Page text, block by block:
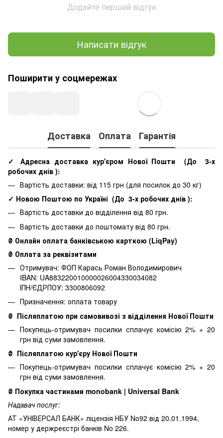
Додайте перший відгук
Написати відгук
Поширити у соцмережах
Доставка Оплата Гарантія
✓ Адресна доставка кур'єром Нової Пошти (До3-х
робочих днів ):
Вартість доставки: від 115 грн (для посилок до 30 кг)
✓ Новою Поштою по Україні (До 3-х робочих днів ):
Вартість доставки до відділення від 80 грн.
Вартість доставки до поштомату від 80 грн.
₴ Онлайн оплата банківською карткою (LiqPay)
₴ Оплата за реквізитами
Отримувач: ФОП Карась Роман Володимирович
IBAN: UA883220010000026004330034082
ІПН/ЄДРПОУ: 3300806092
Призначення: оплата товару
₴ Післяплатою при самовивозі з відділення Нової Пошти
Покупець-отримувач посилки сплачує комісію 2% + 20
грн від суми замовлення.
₴ Післяплатою кур'єру Нової Пошти
Покупець-отримувач посилки сплачує комісію 2% + 20
грн від суми замовлення.
₴ Покупка частинами monobank | Universal Bank
Надавач послуг:
АТ «УНІВЕРСАЛ БАНК» ліцензія НБУ No92 від 20.01.1994,
номер у держреєстрі банків No 226.